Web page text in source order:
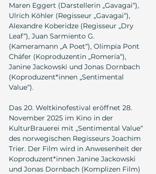
Maren Eggert (Darstellerin „Gavagai“),
Ulrich Köhler (Regisseur „Gavagai“),
Alexandre Koberidze (Regisseur „Dry
Leaf“), Juan Sarmiento G.
(Kameramann „A Poet“), Olimpia Pont
Cháfer (Koproduzentin „Romería“),
Janine Jackowski und Jonas Dornbach
(Koproduzent*innen „Sentimental
Value“).
Das 20. Weltkinofestival eröffnet 28.
November 2025 im Kino in der
KulturBrauerei mit „Sentimental Value“
des norwegischen Regisseurs Joachim
Trier. Der Film wird in Anwesenheit der
Koproduzent*innen Janine Jackowski
und Jonas Dornbach (Komplizen Film)